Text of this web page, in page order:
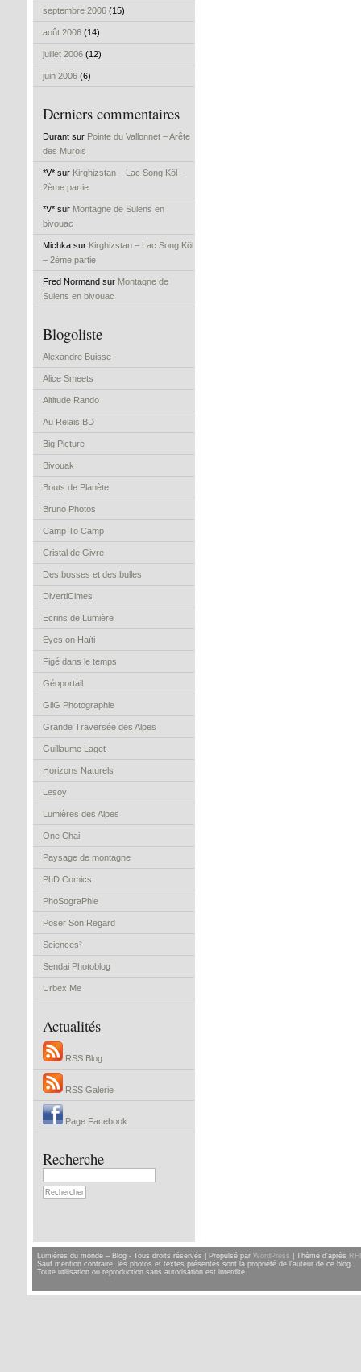
septembre 2006 (15)
août 2006 (14)
juillet 2006 (12)
juin 2006 (6)
Derniers commentaires
Durant sur Pointe du Vallonnet – Arête
des Murois
*V* sur Kirghizstan – Lac Song Köl –
2ème partie
*V* sur Montagne de Sulens en
bivouac
Michka sur Kirghizstan – Lac Song Köl
– 2ème partie
Fred Normand sur Montagne de
Sulens en bivouac
Blogoliste
Alexandre Buisse
Alice Smeets
Altitude Rando
Au Relais BD
Big Picture
Bivouak
Bouts de Planète
Bruno Photos
Camp To Camp
Cristal de Givre
Des bosses et des bulles
DivertiCimes
Ecrins de Lumière
Eyes on Haïti
Figé dans le temps
Géoportail
GilG Photographie
Grande Traversée des Alpes
Guillaume Laget
Horizons Naturels
Lesoy
Lumières des Alpes
One Chai
Paysage de montagne
PhD Comics
PhoSograPhie
Poser Son Regard
Sciences²
Sendai Photoblog
Urbex.Me
Actualités
RSS Blog
RSS Galerie
Page Facebook
Recherche
Lumières du monde – Blog - Tous droits réservés | Propulsé par WordPress | Thème d'après
Sauf mention contraire, les photos et textes présentés sont la propriété de l'auteur de ce blog.
Toute utilisation ou reproduction sans autorisation est interdite.